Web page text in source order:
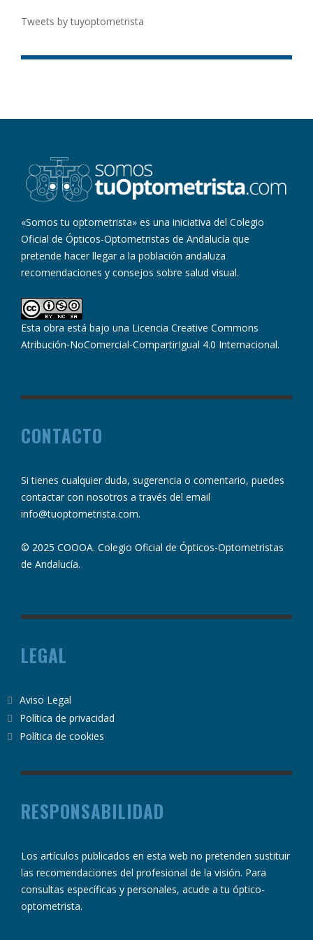
Tweets by tuyoptometrista
«Somos tu optometrista» es una iniciativa del Colegio
Oficial de Ópticos-Optometristas de Andalucía que
pretende hacer llegar a la población andaluza
recomendaciones y consejos sobre salud visual.
Esta obra está bajo una Licencia Creative Commons
Atribución-NoComercial-CompartirIgual 4.0 Internacional.
CONTACTO
Si tienes cualquier duda, sugerencia o comentario, puedes
contactar con nosotros a través del email
info@tuoptometrista.com.
© 2025 COOOA. Colegio Oficial de Ópticos-Optometristas
de Andalucía.
LEGAL
Aviso Legal
Política de privacidad
Política de cookies
RESPONSABILIDAD
Los artículos publicados en esta web no pretenden sustituir
las recomendaciones del profesional de la visión. Para
consultas específicas y personales, acude a tu óptico-
optometrista.